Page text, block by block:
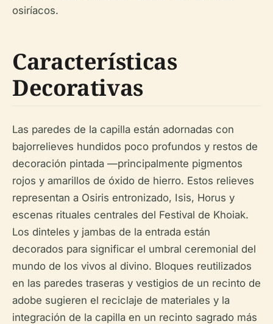
osiríacos.
Características
Decorativas
Las paredes de la capilla están adornadas con
bajorrelieves hundidos poco profundos y restos de
decoración pintada —principalmente pigmentos
rojos y amarillos de óxido de hierro. Estos relieves
representan a Osiris entronizado, Isis, Horus y
escenas rituales centrales del Festival de Khoiak.
Los dinteles y jambas de la entrada están
decorados para significar el umbral ceremonial del
mundo de los vivos al divino. Bloques reutilizados
en las paredes traseras y vestigios de un recinto de
adobe sugieren el reciclaje de materiales y la
integración de la capilla en un recinto sagrado más